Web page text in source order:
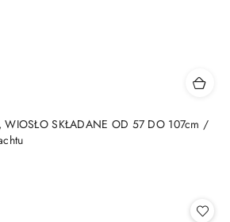
WIOSŁO SKŁADANE OD 57 DO 107cm /